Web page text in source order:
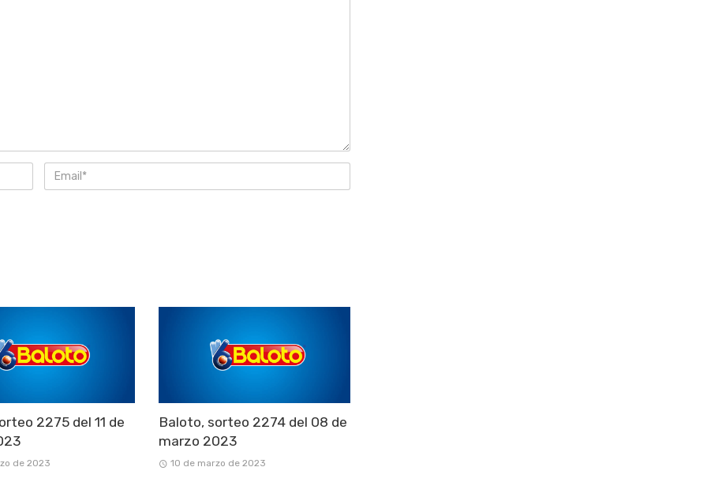
2275 del 11 de
de 2023
Baloto, sorteo 2274 del 08 de
marzo 2023
10 de marzo de 2023